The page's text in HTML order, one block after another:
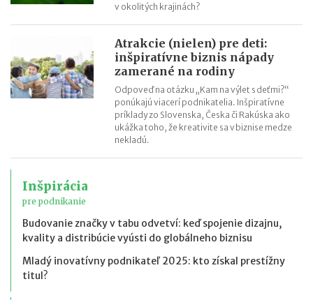
v okolitých krajinách?
Atrakcie (nielen) pre deti:
inšpiratívne biznis nápady
zamerané na rodiny
Odpoveď na otázku „Kam na výlet s deťmi?“
ponúkajú viacerí podnikatelia. Inšpiratívne
príklady zo Slovenska, Česka či Rakúska ako
ukážka toho, že kreativite sa v biznise medze
nekladú.
Inšpirácia
pre podnikanie
Budovanie značky v tabu odvetví: keď spojenie dizajnu,
kvality a distribúcie vyústi do globálneho biznisu
Mladý inovatívny podnikateľ 2025: kto získal prestížny
titul?